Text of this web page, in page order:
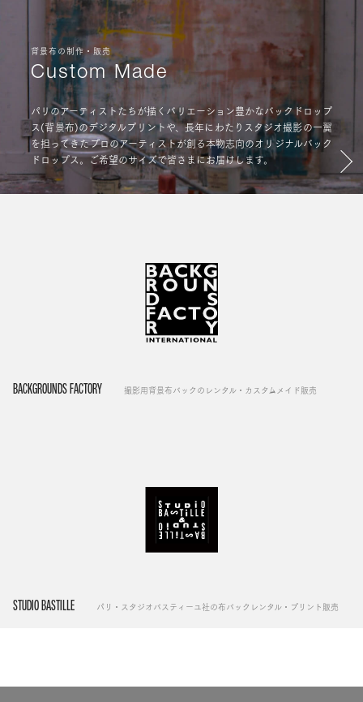
背景布の制作・販売
Custom Made
パリのアーティストたちが描くバリエーション豊かなバックドロップ
ス(背景布)のデジタルプリントや、長年にわたりスタジオ撮影の一翼
を担ってきたプロのアーティストが創る本物志向のオリジナルバック
ドロップス。ご希望のサイズで皆さまにお届けします。
BACKGROUNDS FACTORY 撮影用背景布バックのレンタル・カスタムメイド販売
STUDIO BASTILLE パリ・スタジオバスティーユ社の布バックレンタル・プリント販売